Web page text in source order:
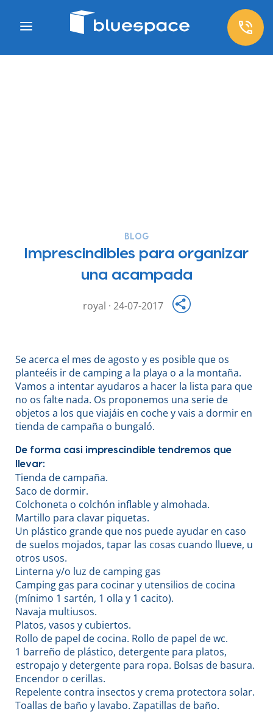
BLOG
Imprescindibles para organizar
una acampada
royal · 24-07-2017
Se acerca el mes de agosto y es posible que os
planteéis ir de camping a la playa o a la montaña.
Vamos a intentar ayudaros a hacer la lista para que
no os falte nada. Os proponemos una serie de
objetos a los que viajáis en coche y vais a dormir en
tienda de campaña o bungaló.
De forma casi imprescindible tendremos que
llevar:
Tienda de campaña.
Saco de dormir.
Colchoneta o colchón inflable y almohada.
Martillo para clavar piquetas.
Un plástico grande que nos puede ayudar en caso
de suelos mojados, tapar las cosas cuando llueve, u
otros usos.
Linterna y/o luz de camping gas
Camping gas para cocinar y utensilios de cocina
(mínimo 1 sartén, 1 olla y 1 cacito).
Navaja multiusos.
Platos, vasos y cubiertos.
Rollo de papel de cocina. Rollo de papel de wc.
1 barreño de plástico, detergente para platos,
estropajo y detergente para ropa. Bolsas de basura.
Encendor o cerillas.
Repelente contra insectos y crema protectora solar.
Toallas de baño y lavabo. Zapatillas de baño.